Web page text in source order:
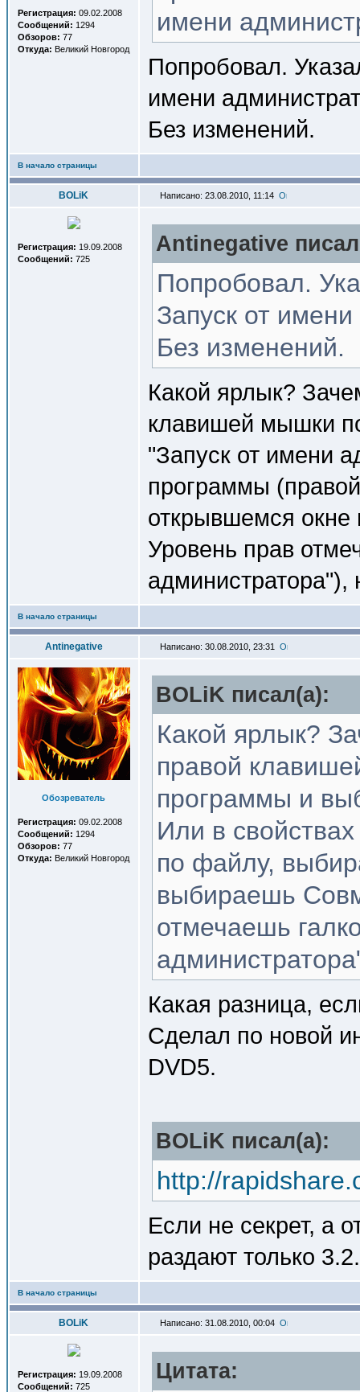
Регистрация: 09.02.2008
Сообщений: 1294
Обзоров: 77
Откуда: Великий Новгород
имени
Попробовал.
имени
Без изменений.
В начало страницы
BOLiK Написано: 23.08.2010, 11:14
Регистрация: 19.09.2008
Сообщений: 725
Antinegative
Попробовал.
Запуск от
Без изменений.
Какой ярлык?
клавишей мышки
"Запуск от имени
программы
открывшемся
Уровень прав
администратора"),
В начало страницы
Antinegative Написано: 30.08.2010, 23:31
Обозреватель
Регистрация: 09.02.2008
Сообщений: 1294
Обзоров: 77
Откуда: Великий Новгород
BOLiK писал(a):
Какой ярлык?
правой
программы и
Или в
по файлу,
выбираешь
отмечаешь
Какая разница,
Сделал по новой
DVD5.
BOLiK писал(a):
http://
Если не секрет, а
раздают только
В начало страницы
BOLiK Написано: 31.08.2010, 00:04
Регистрация: 19.09.2008
Сообщений: 725
Цитата: